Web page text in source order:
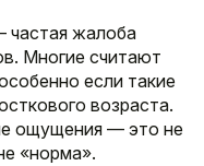
частая жалоба
Многие считают
если такие
возраста.
ощущения — это не
«норма».